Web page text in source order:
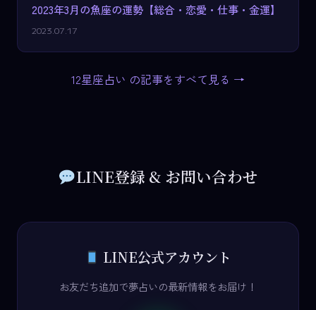
2023年3月の魚座の運勢【総合・恋愛・仕事・金運】
2023.07.17
12星座占い の記事をすべて見る →
LINE登録 & お問い合わせ
LINE公式アカウント
お友だち追加で夢占いの最新情報をお届け！